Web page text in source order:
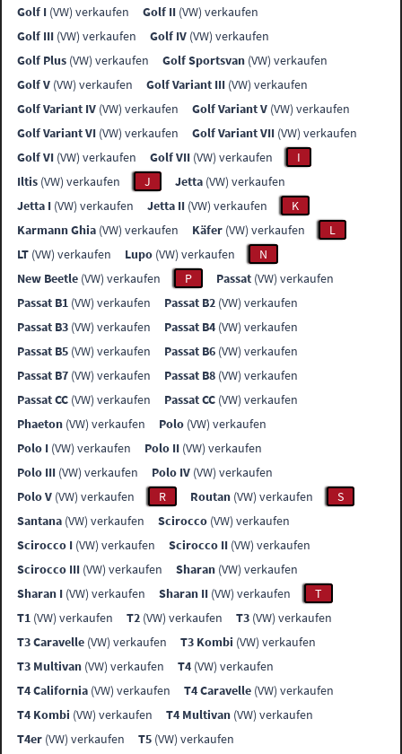
Golf I (VW) verkaufen Golf II (VW) verkaufen
Golf III (VW) verkaufen Golf IV (VW) verkaufen
Golf Plus (VW) verkaufen Golf Sportsvan (VW) verkaufen
Golf V (VW) verkaufen Golf Variant III (VW) verkaufen
Golf Variant IV (VW) verkaufen Golf Variant V (VW) verkaufen
Golf Variant VI (VW) verkaufen Golf Variant VII (VW) verkaufen
Golf VI (VW) verkaufen Golf VII (VW) verkaufen
I
Iltis (VW) verkaufen J Jetta (VW) verkaufen
Jetta I (VW) verkaufen Jetta II (VW) verkaufen
K
Karmann Ghia (VW) verkaufen Käfer (VW) verkaufen
L
LT (VW) verkaufen Lupo (VW) verkaufen
N
New Beetle (VW) verkaufen P Passat (VW) verkaufen
Passat B1 (VW) verkaufen Passat B2 (VW) verkaufen
Passat B3 (VW) verkaufen Passat B4 (VW) verkaufen
Passat B5 (VW) verkaufen Passat B6 (VW) verkaufen
Passat B7 (VW) verkaufen Passat B8 (VW) verkaufen
Passat CC (VW) verkaufen Passat CC (VW) verkaufen
Phaeton (VW) verkaufen Polo (VW) verkaufen
Polo I (VW) verkaufen Polo II (VW) verkaufen
Polo III (VW) verkaufen Polo IV (VW) verkaufen
Polo V (VW) verkaufen R Routan (VW) verkaufen
S
Santana (VW) verkaufen Scirocco (VW) verkaufen
Scirocco I (VW) verkaufen Scirocco II (VW) verkaufen
Scirocco III (VW) verkaufen Sharan (VW) verkaufen
Sharan I (VW) verkaufen Sharan II (VW) verkaufen
T
T1 (VW) verkaufen T2 (VW) verkaufen T3 (VW) verkaufen
T3 Caravelle (VW) verkaufen T3 Kombi (VW) verkaufen
T3 Multivan (VW) verkaufen T4 (VW) verkaufen
T4 California (VW) verkaufen T4 Caravelle (VW) verkaufen
T4 Kombi (VW) verkaufen T4 Multivan (VW) verkaufen
T4er (VW) verkaufen T5 (VW) verkaufen